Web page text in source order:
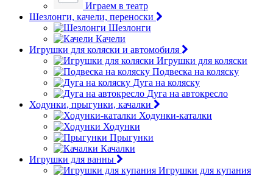
Играем в театр
Шезлонги, качели, переноски
Шезлонги
Качели
Игрушки для коляски и автомобиля
Игрушки для коляски
Подвеска на коляску
Дуга на коляску
Дуга на автокресло
Ходунки, прыгунки, качалки
Ходунки-каталки
Ходунки
Прыгунки
Качалки
Игрушки для ванны
Игрушки для купания